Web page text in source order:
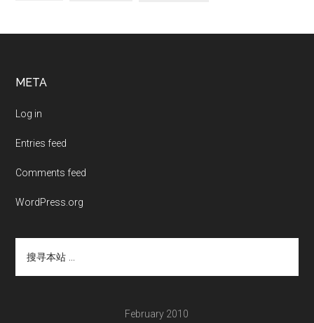
Footer
META
Log in
Entries feed
Comments feed
WordPress.org
本
February 2010